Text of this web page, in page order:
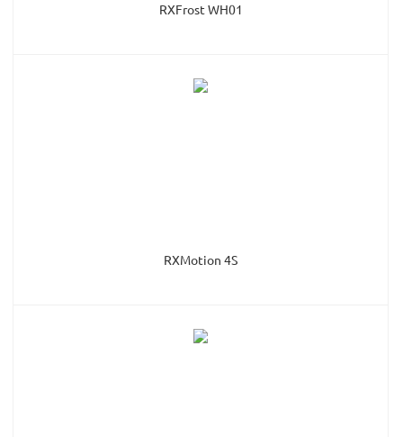
RXFrost WH01
RXMotion 4S